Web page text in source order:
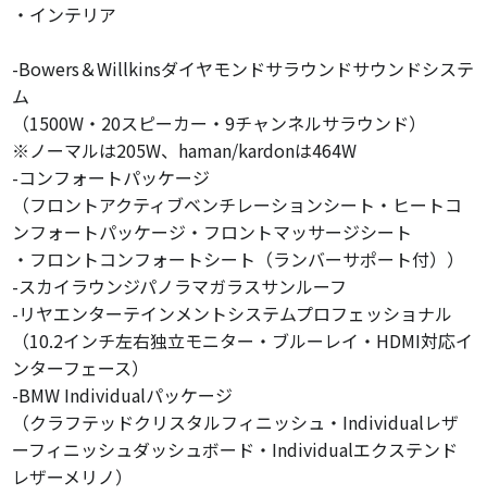
・インテリア
-Bowers＆Willkinsダイヤモンドサラウンドサウンドシステ
ム
（1500W・20スピーカー・9チャンネルサラウンド）
※ノーマルは205W、haman/kardonは464W
-コンフォートパッケージ
（フロントアクティブベンチレーションシート・ヒートコ
ンフォートパッケージ・フロントマッサージシート
・フロントコンフォートシート（ランバーサポート付））
-スカイラウンジパノラマガラスサンルーフ
-リヤエンターテインメントシステムプロフェッショナル
（10.2インチ左右独立モニター・ブルーレイ・HDMI対応イ
ンターフェース）
-BMW Individualパッケージ
（クラフテッドクリスタルフィニッシュ・Individualレザ
ーフィニッシュダッシュボード・Individualエクステンド
レザーメリノ）